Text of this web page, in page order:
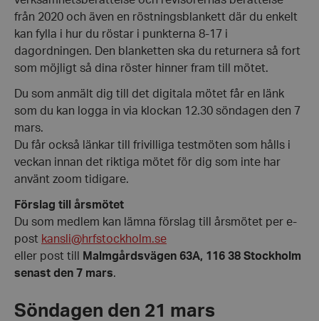
från 2020 och även en röstningsblankett där du enkelt
kan fylla i hur du röstar i punkterna 8-17 i
dagordningen. Den blanketten ska du returnera så fort
som möjligt så dina röster hinner fram till mötet.
Du som anmält dig till det digitala mötet får en länk
som du kan logga in via klockan 12.30 söndagen den 7
mars.
Du får också länkar till frivilliga testmöten som hålls i
veckan innan det riktiga mötet för dig som inte har
använt zoom tidigare.
Förslag till årsmötet
Du som medlem kan lämna förslag till årsmötet per e-
post kansli@hrfstockholm.se
eller post till
Malmgårdsvägen 63A, 116 38 Stockholm
senast den 7 mars.
Söndagen den 21 mars